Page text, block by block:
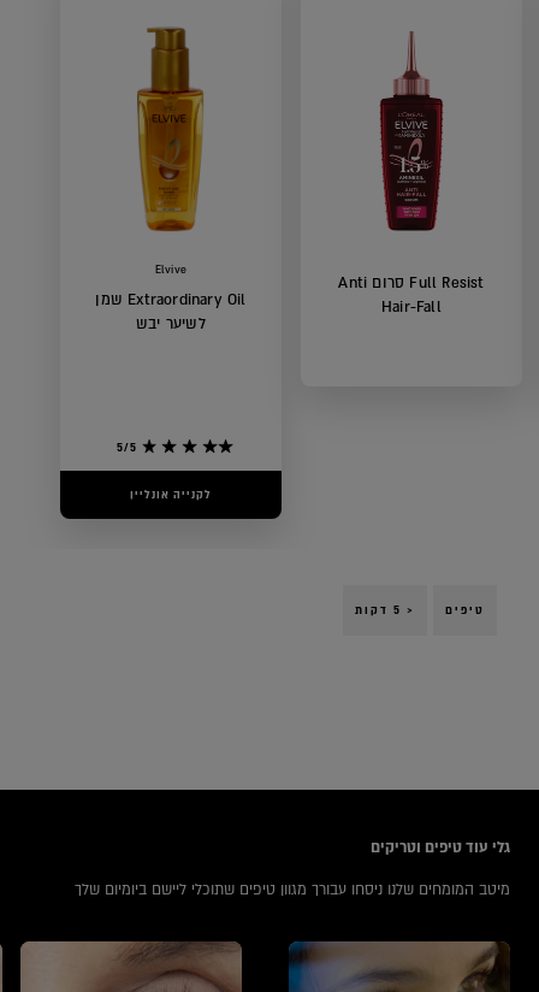
Elvive
Extraordinary Oil שמן
לשיער יבש
5/5
לקנייה אונליין
Full Resist סרום Anti
Hair-Fall
טיפים < 5 דקות
גלי עוד טיפים וטריקים
מיטב המומחים שלנו ניסחו עבורך מגוון טיפים שתוכלי ליישם ביומיום שלך